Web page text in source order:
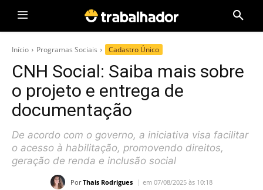
Início Programas Sociais Cadastro Único
CNH Social: Saiba mais sobre
o projeto e entrega de
documentação
De acordo com o governo, a iniciativa visa facilitar
o acesso à habilitação, promovendo direitos,
geração de renda e inclusão social
Por Thais Rodrigues em 07/08/2025 às 10:18